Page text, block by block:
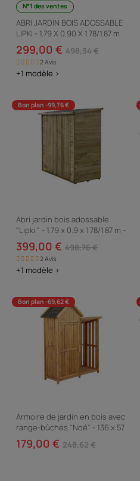
N°1 des ventes
ABRI JARDIN BOIS ADOSSABLE
LIPKI - 1.79 X 0.90 X 1.78/1.87 m
299,00 € 498,34 €
2 Avis
+1 modèle >
Bon plan -99,76 €
Abri jardin bois adossable
"Lipki " - 1.79 x 0.9 x 1.78/1.87 m -
1.61 m² - 12 mm - Avec plancher
399,00 € 498,76 €
2 Avis
+1 modèle >
Bon plan -69,62 €
Armoire de jardin en bois avec
range-bûches "Noé" - 136 x 57
x 170 cm - Marron
179,00 € 248,62 €